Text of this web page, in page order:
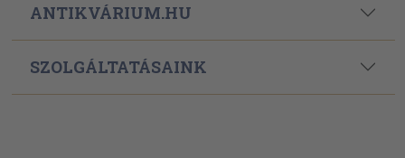
ANTIKVÁRIUM.HU
SZOLGÁLTATÁSAINK